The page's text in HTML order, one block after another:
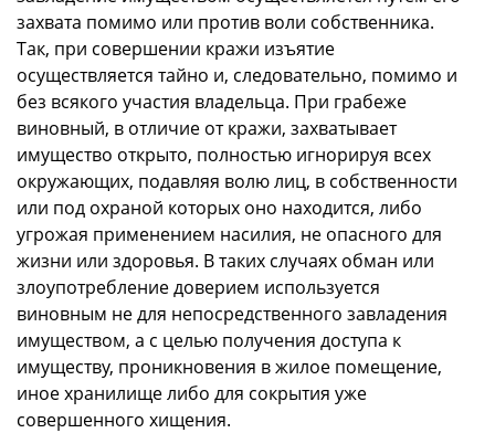
захвата помимо или против воли собственника.
Так, при совершении кражи изъятие
осуществляется тайно и, следовательно, помимо и
без всякого участия владельца. При грабеже
виновный, в отличие от кражи, захватывает
имущество открыто, полностью игнорируя всех
окружающих, подавляя волю лиц, в собственности
или под охраной которых оно находится, либо
угрожая применением насилия, не опасного для
жизни или здоровья. В таких случаях обман или
злоупотребление доверием используется
виновным не для непосредственного завладения
имуществом, а с целью получения доступа к
имуществу, проникновения в жилое помещение,
иное хранилище либо для сокрытия уже
совершенного хищения.